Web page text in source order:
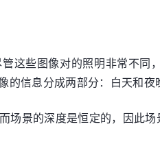
这些图像对的照明非常不
的信息分成两部分：白天和
场景的深度是恒定的，因此